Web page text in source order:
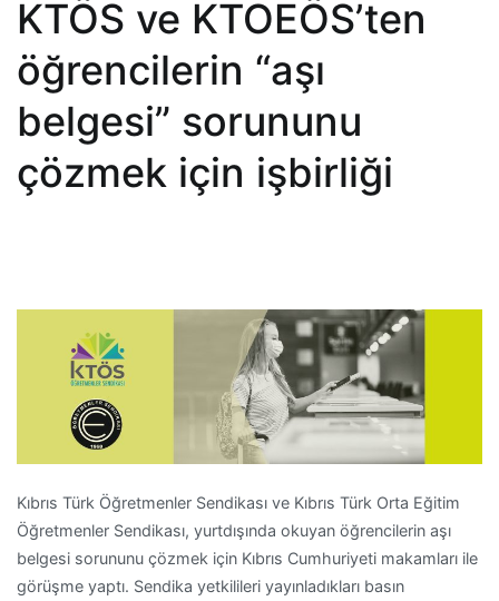
KTÖS ve KTOEÖS’ten
öğrencilerin “aşı
belgesi” sorununu
çözmek için işbirliği
Kıbrıs Türk Öğretmenler Sendikası ve Kıbrıs Türk Orta Eğitim
Öğretmenler Sendikası, yurtdışında okuyan öğrencilerin aşı
belgesi sorununu çözmek için Kıbrıs Cumhuriyeti makamları ile
görüşme yaptı. Sendika yetkilileri yayınladıkları basın